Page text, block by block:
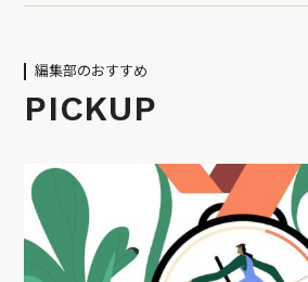
編集部のおすすめ
PICKUP